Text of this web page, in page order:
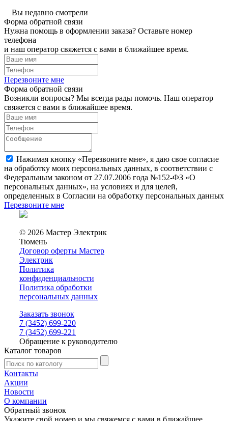
Вы недавно смотрели
Форма обратной связи
Нужна помощь в оформлении заказа? Оставьте номер
телефона
и наш оператор свяжется с вами в ближайшее время.
Перезвоните мне
Форма обратной связи
Возникли вопросы? Мы всегда рады помочь. Наш оператор
свяжется с вами в ближайшее время.
Нажимая кнопку «Перезвоните мне», я даю свое согласие
на обработку моих персональных данных, в соответствии с
Федеральным законом от 27.07.2006 года №152-ФЗ «О
персональных данных», на условиях и для целей,
определенных в Согласии на обработку персональных данных
Перезвоните мне
© 2026 Мастер Электрик
Тюмень
Договор оферты Мастер
Электрик
Политика
конфиденциальности
Политика обработки
персональных данных
Заказать звонок
7 (3452) 699-220
7 (3452) 699-221
Обращение к руководителю
Каталог товаров
Контакты
Акции
Новости
О компании
Обратный звонок
Укажите свой номер и мы свяжемся с вами в ближайшее